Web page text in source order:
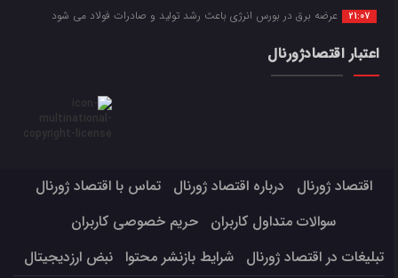
21:07 عرضه برق در بورس انرژی باعث رشد تولید و صادرات فولاد می شود
اعتبار اقتصادژورنال
اقتصاد ژورنال درباره اقتصاد ژورنال
تماس با اقتصاد ژورنال
سوالات متداول کاربران
حریم خصوصی کاربران
تبلیغات در اقتصاد ژورنال
شرایط بازنشر محتوا نبض ارزدیجیتال